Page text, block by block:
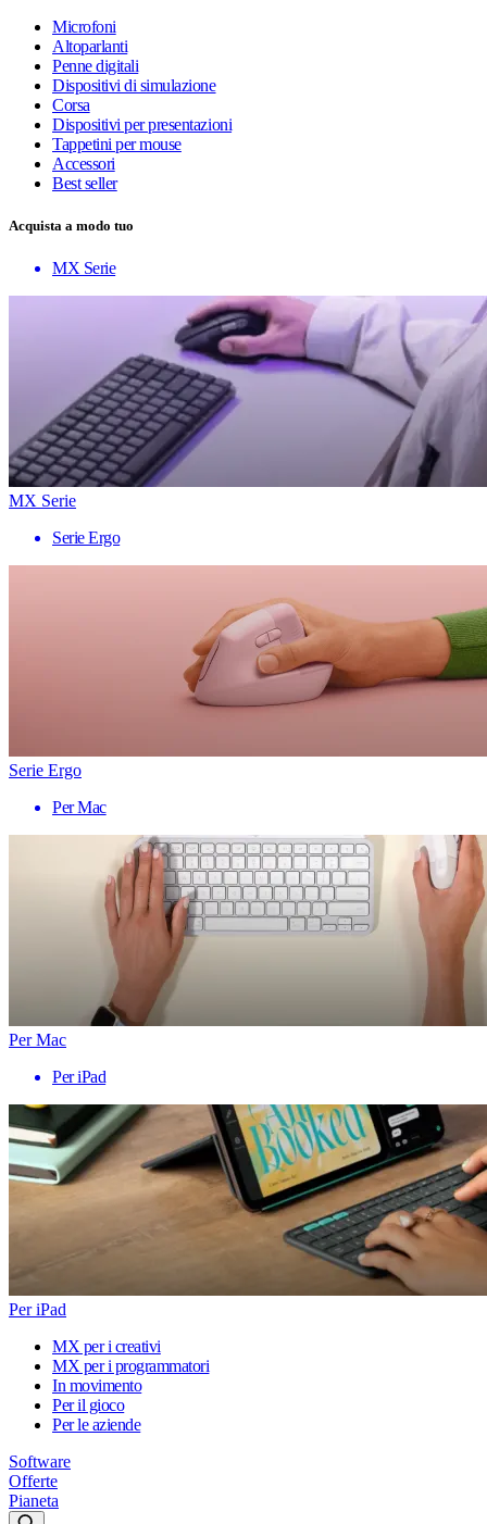
Microfoni
Altoparlanti
Penne digitali
Dispositivi di simulazione
Corsa
Dispositivi per presentazioni
Tappetini per mouse
Accessori
Best seller
Acquista a modo tuo
MX Serie
MX Serie
Serie Ergo
Serie Ergo
Per Mac
Per Mac
Per iPad
Per iPad
MX per i creativi
MX per i programmatori
In movimento
Per il gioco
Per le aziende
Software
Offerte
Pianeta